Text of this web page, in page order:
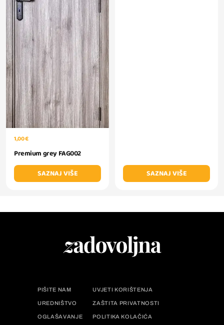
1,00 €
Premium grey FAG002
SAZNAJ VIŠE
SAZNAJ VIŠE
PIŠITE NAM UVJETI KORIŠTENJA
UREDNIŠTVO ZAŠTITA PRIVATNOSTI
OGLAŠAVANJE POLITIKA KOLAČIĆA